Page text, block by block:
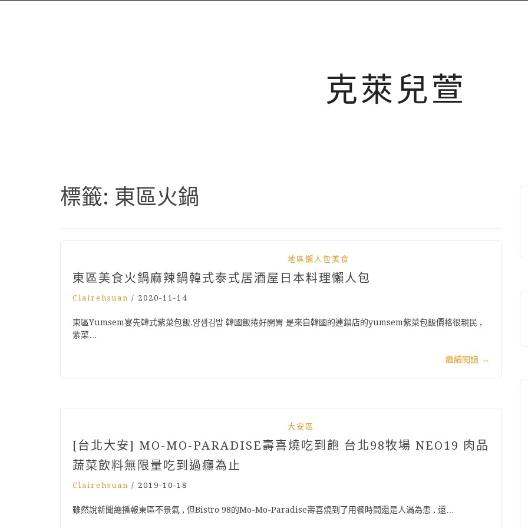
克萊兒萱
標籤: 東區火鍋
地區懶人包美食
東區美食火鍋麻辣鍋韓式泰式居酒屋日本料理懶人包
Clairehsuan / 2020-11-14
東區Yumsem宴先韓式紫菜包飯.얌샘김밥 韓國飯捲好開胃 是來自韓國的連鎖店的yumsem紫菜包飯價格很親民 ,
紫菜…
繼續閱讀 →
大安區
[台北大安] MO-MO-PARADISE壽喜燒吃到飽 台北98牧場 NEO19 肉品
蔬菜飲料無限量吃到過癮為止
Clairehsuan / 2019-10-18
雖然說新聞總播報東區不景氣 , 但Bistro 98的Mo-Mo-Paradise壽喜燒到了用餐時間還是人滿為患 , 還…